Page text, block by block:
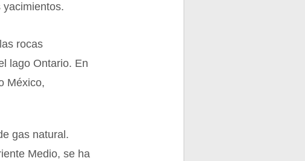
rocas
lago Ontario. En
México,
gas natural.
Medio, se ha